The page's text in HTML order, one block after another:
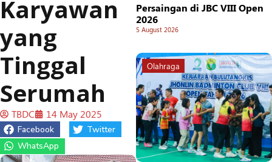
Karyawan
yang
Tinggal
Serumah
TBDC 14 May 2025
Facebook
Twitter
WhatsApp
Persaingan di JBC VIII Open
2026
5 August 2026
Olahraga